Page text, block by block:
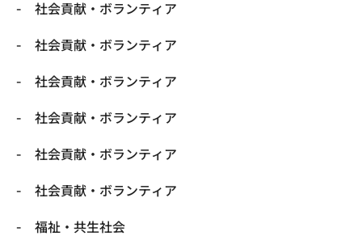
社会貢献・ボランティア
社会貢献・ボランティア
社会貢献・ボランティア
社会貢献・ボランティア
社会貢献・ボランティア
社会貢献・ボランティア
福祉・共生社会